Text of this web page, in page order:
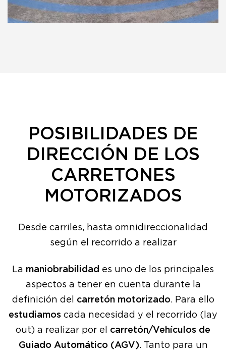
POSIBILIDADES DE
DIRECCIÓN DE LOS
CARRETONES
MOTORIZADOS
Desde carriles, hasta omnidireccionalidad
según el recorrido a realizar
La maniobrabilidad es uno de los principales
aspectos a tener en cuenta durante la
definición del carretón motorizado. Para ello
estudiamos cada necesidad y el recorrido (lay
out) a realizar por el carretón/Vehículos de
Guiado Automático (AGV). Tanto para un